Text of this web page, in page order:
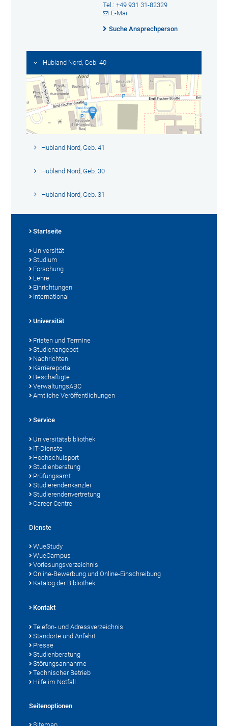
Tel.: +49 931 31-82329
E-Mail
Suche Ansprechperson
Hubland Nord, Geb. 40
Hubland Nord, Geb. 41
Hubland Nord, Geb. 30
Hubland Nord, Geb. 31
Startseite
Universität
Studium
Forschung
Lehre
Einrichtungen
International
Universität
Fristen und Termine
Studienangebot
Nachrichten
Karriereportal
Beschäftigte
VerwaltungsABC
Amtliche Veröffentlichungen
Service
Universitätsbibliothek
IT-Dienste
Hochschulsport
Studienberatung
Prüfungsamt
Studierendenkanzlei
Studierendenvertretung
Career Centre
Dienste
WueStudy
WueCampus
Vorlesungsverzeichnis
Online-Bewerbung und Online-Einschreibung
Katalog der Bibliothek
Kontakt
Telefon- und Adressverzeichnis
Standorte und Anfahrt
Presse
Studienberatung
Störungsannahme
Technischer Betrieb
Hilfe im Notfall
Seitenoptionen